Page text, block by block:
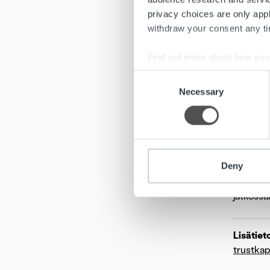
privacy choices are only
withdraw your consent any
Find out more about how
We use cookies to
information about your use
other information that
Necessary
Deny
It-
Trust
Oma
Trust
aloittaa